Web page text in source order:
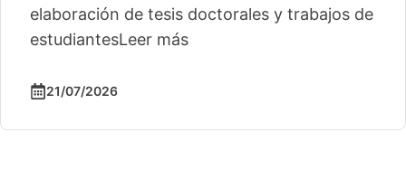
elaboración de tesis doctorales y trabajos de
estudiantesLeer más
21/07/2026